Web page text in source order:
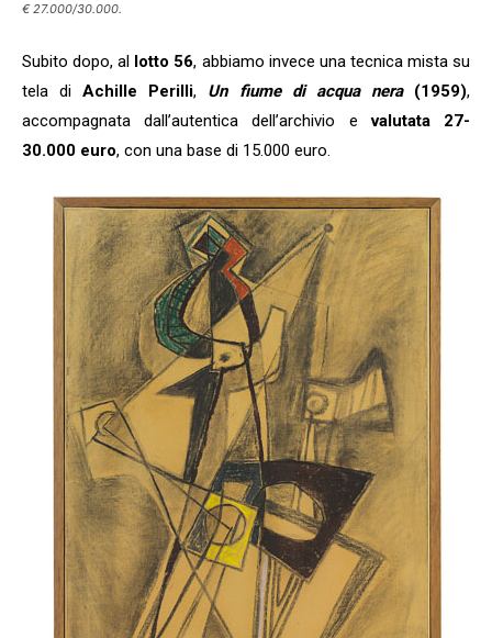
€ 27.000/30.000.
Subito dopo, al lotto 56, abbiamo invece una tecnica mista su
tela diAchille Perilli, Un fiume di acqua nera (1959),
accompagnata dall’autentica dell’archivio evalutata 27-
30.000 euro, con una base di 15.000 euro.